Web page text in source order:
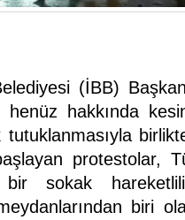
(İBB)
henüz hakkında
protestolar,
sokak
biri